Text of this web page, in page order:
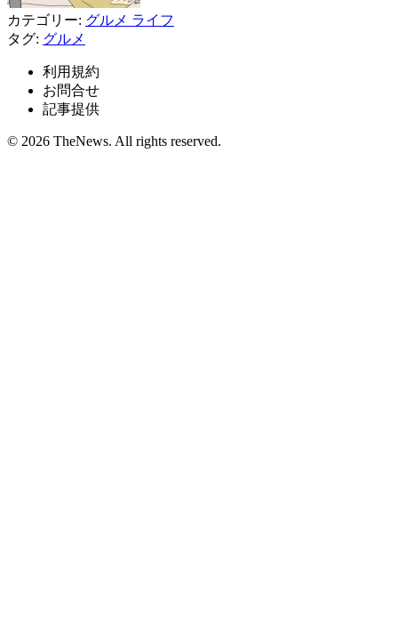
カテゴリー: グルメ ライフ
タグ: グルメ
利用規約
お問合せ
記事提供
© 2026 TheNews. All rights reserved.